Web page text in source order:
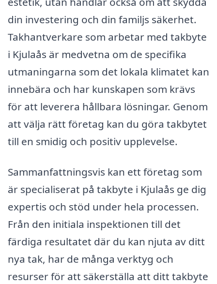
din investering och din familjs säkerhet.
Takhantverkare som arbetar med takbyte
i Kjulaås är medvetna om de specifika
utmaningarna som det lokala klimatet kan
innebära och har kunskapen som krävs
för att leverera hållbara lösningar. Genom
att välja rätt företag kan du göra takbytet
till en smidig och positiv upplevelse.
Sammanfattningsvis kan ett företag som
är specialiserat på takbyte i Kjulaås ge dig
expertis och stöd under hela processen.
Från den initiala inspektionen till det
färdiga resultatet där du kan njuta av ditt
nya tak, har de många verktyg och
resurser för att säkerställa att ditt takbyte